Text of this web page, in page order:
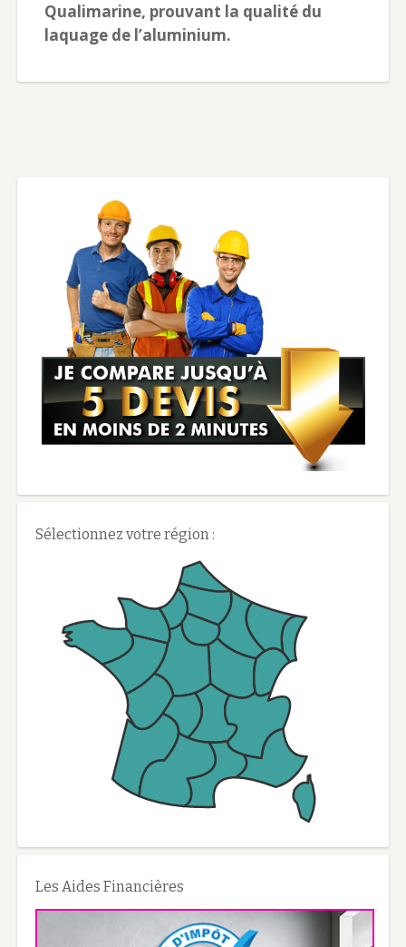
Qualimarine, prouvant la qualité du
laquage de l’aluminium.
Sélectionnez votre région :
Les Aides Financières